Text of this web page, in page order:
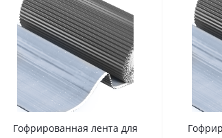
Гофрированная лента для